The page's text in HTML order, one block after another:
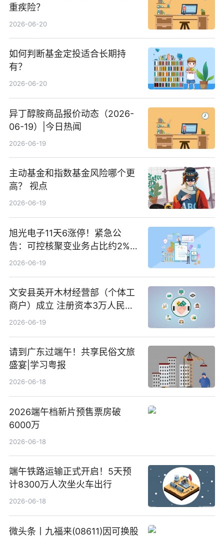
重疾险？
2026-06-20
如何判断基金定投适合长期持
有？
2026-06-20
异丁醇胺商品报价动态（2026-
06-19）|今日热闻
2026-06-19
主动基金和指数基金风险哪个更
高？ 视点
2026-06-19
旭光电子11天6涨停！紧急公
告：可控核聚变业务占比约2%！
前沿热点
2026-06-19
文安县英开木材经营部（个体工
商户）成立 注册资本3万人民币
新要闻
2026-06-19
请到广东过端午！共享民俗文旅
盛宴|学习粤报
2026-06-18
2026端午档新片预售票房破
6000万
2026-06-18
端午铁路运输正式开启！5天预
计8300万人次坐火车出行
2026-06-18
微头条丨九福来(08611)因可换股